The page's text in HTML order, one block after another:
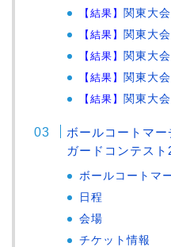
【結果】 関東大
【結果】 関東大
【結果】 関東大
【結果】 関東大
【結果】 関東大
ボールコートマ
ガードコンテスト
ボールコートマ
日程
会場
チケット情報